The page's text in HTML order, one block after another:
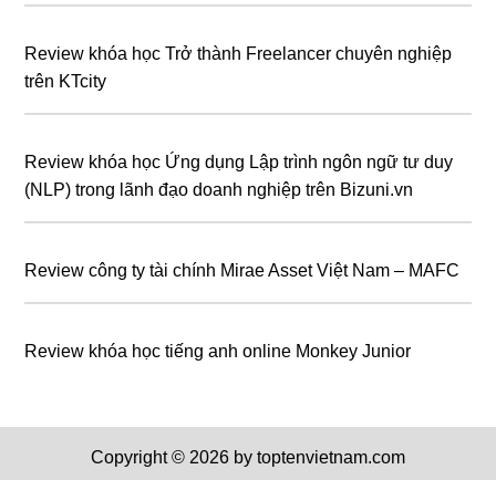
Review khóa học Trở thành Freelancer chuyên nghiệp
trên KTcity
Review khóa học Ứng dụng Lập trình ngôn ngữ tư duy
(NLP) trong lãnh đạo doanh nghiệp trên Bizuni.vn
Review công ty tài chính Mirae Asset Việt Nam – MAFC
Review khóa học tiếng anh online Monkey Junior
Copyright © 2026 by toptenvietnam.com